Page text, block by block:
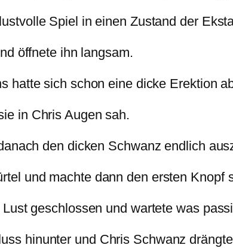
Spiel in einen Zustand der
öffnete ihn langsam.
hatte sich schon eine dicke Erektion
in Chris Augen sah.
den dicken Schwanz endlich
und machte dann den ersten Knopf
geschlossen und wartete was
hinunter und Chris Schwanz